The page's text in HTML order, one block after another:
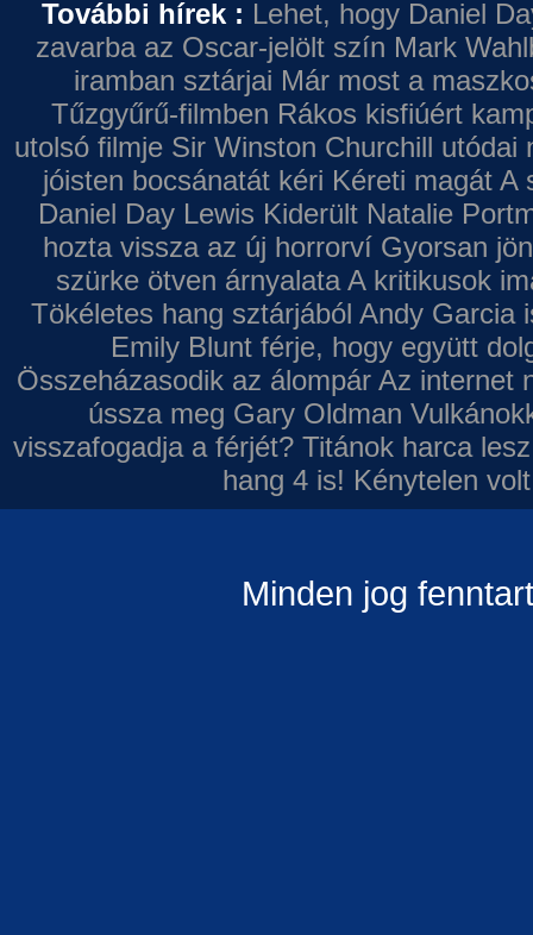
További hírek : Lehet, hogy Daniel
zavarba az Oscar-jelölt szín Mark
iramban sztárjai Már most a
Tűzgyűrű-filmben Rákos kisfiúért
utolsó filmje Sir Winston Churchill utódai
jóisten bocsánatát kéri Kéreti magát A
Daniel Day Lewis Kiderült Natalie
hozta vissza az új horrorví Gyorsan
szürke ötven árnyalata A kritikusok
Tökéletes hang sztárjából Andy Garcia
Emily Blunt férje, hogy együtt
Összeházasodik az álompár Az internet
ússza meg Gary Oldman
visszafogadja a férjét? Titánok harca
hang 4 is! Kénytelen
Minden jog